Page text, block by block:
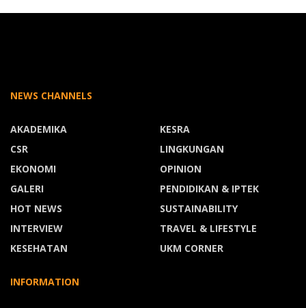
NEWS CHANNELS
AKADEMIKA
CSR
EKONOMI
GALERI
HOT NEWS
INTERVIEW
KESEHATAN
KESRA
LINGKUNGAN
OPINION
PENDIDIKAN & IPTEK
SUSTAINABILITY
TRAVEL & LIFESTYLE
UKM CORNER
INFORMATION